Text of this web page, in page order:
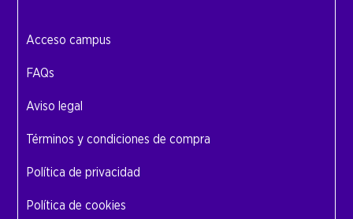
Acceso campus
FAQs
Aviso legal
Términos y condiciones de compra
Política de privacidad
Política de cookies